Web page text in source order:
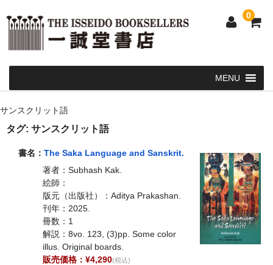
0
和 書
洋 書
和本・浮世絵・古地図
カート
発送・支払い方法
お問い合せ
サンスクリット語
タグ: サンスクリット語
書名： The Saka Language and Sanskrit.
著者：Subhash Kak.
絵師：
版元（出版社）：Aditya Prakashan.
刊年：2025.
冊数：1
解説：8vo. 123, (3)pp. Some color
illus. Original boards.
販売価格：¥4,290(税込)